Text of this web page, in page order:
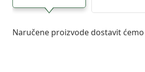
Naručene proizvode dostavit